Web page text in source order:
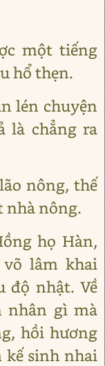
một tiếng
hổ thẹn.
lén chuyện
là chẳng ra
nông, thế
nhà nông.
họ Hàn,
lâm khai
độ nhật. Về
nhân gì mà
hồi hương
kế sinh nhai